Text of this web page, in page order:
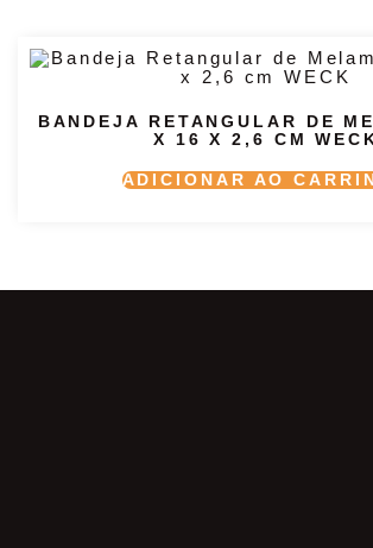
BANDEJA RETANGULAR DE
X 16 X 2,6 CM
ADICIONAR AO